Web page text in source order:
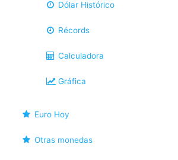
Dólar Histórico
Récords
Calculadora
Gráfica
Euro Hoy
Otras monedas